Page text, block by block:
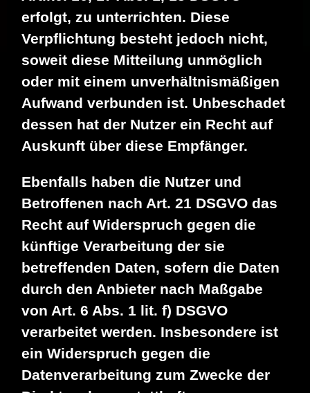
erfolgt, zu unterrichten. Diese
Verpflichtung besteht jedoch nicht,
soweit diese Mitteilung unmöglich
oder mit einem unverhältnismäßigen
Aufwand verbunden ist. Unbeschadet
dessen hat der Nutzer ein Recht auf
Auskunft über diese Empfänger.
Ebenfalls haben die Nutzer und
Betroffenen nach Art. 21 DSGVO das
Recht auf Widerspruch gegen die
künftige Verarbeitung der sie
betreffenden Daten, sofern die Daten
durch den Anbieter nach Maßgabe
von Art. 6 Abs. 1 lit. f) DSGVO
verarbeitet werden. Insbesondere ist
ein Widerspruch gegen die
Datenverarbeitung zum Zwecke der